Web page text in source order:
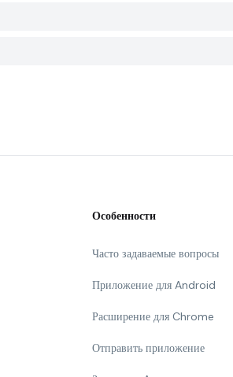
Особенности
Часто задаваемые вопросы
Приложение для Android
Расширение для Chrome
Отправить приложение